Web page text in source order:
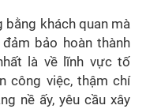
khách quan mà
bảo hoàn thành
là về lĩnh vực tố
công việc, thậm chí
nề ấy, yêu cầu xây